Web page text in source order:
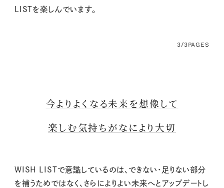
LISTを楽しんでいます。
3/3PAGES
今よりよくなる未来を想像して
楽しむ気持ちがなにより大切
WISH LISTで意識しているのは、できない・足りない部分
を補うためではなく、さらによりよい未来へとアップデートし